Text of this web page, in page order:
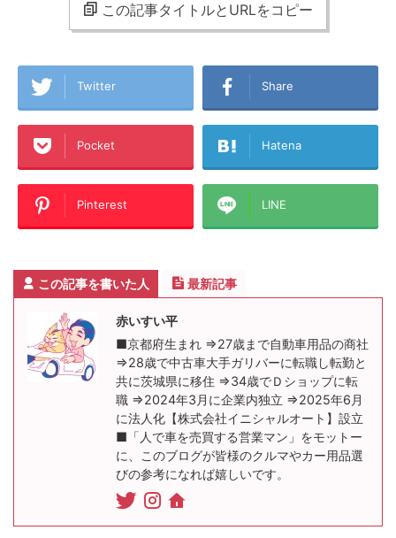
この記事タイトルとURLをコピー
Twitter Share
Pocket Hatena
Pinterest LINE
この記事を書いた人 最新記事
赤いすい平
■京都府生まれ ⇒27歳まで自動車用品の商社
⇒28歳で中古車大手ガリバーに転職し転勤と
共に茨城県に移住 ⇒34歳でＤショップに転
職 ⇒2024年3月に企業内独立 ⇒2025年6月
に法人化【株式会社イニシャルオート】設立
■「人で車を売買する営業マン」をモットー
に、このブログが皆様のクルマやカー用品選
びの参考になれば嬉しいです。